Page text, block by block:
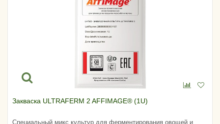
Закваска ULTRAFERM 2 AFFIMAGE® (1U)
Специальный микс культур для ферментирования овощей и